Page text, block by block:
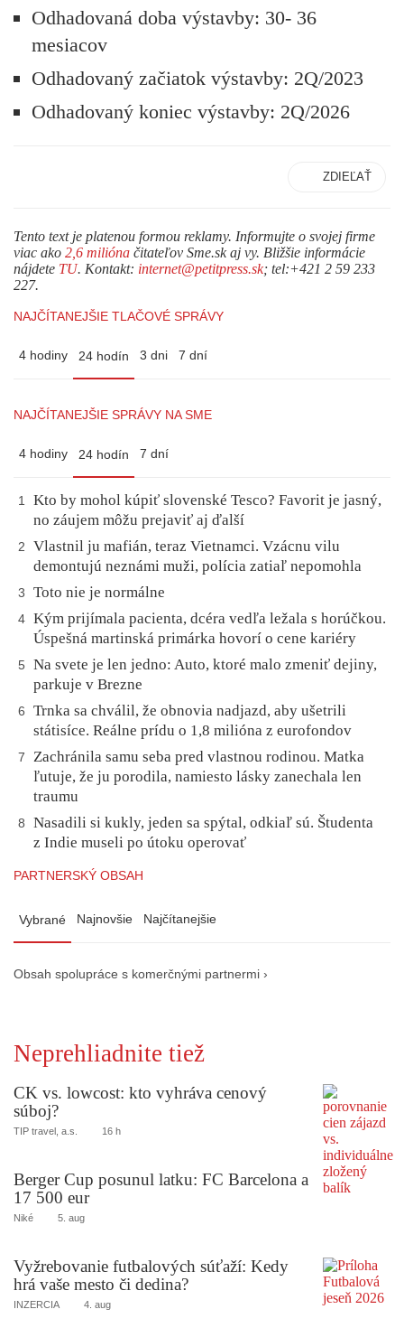
Odhadovaná doba výstavby: 30- 36
mesiacov
Odhadovaný začiatok výstavby: 2Q/2023
Odhadovaný koniec výstavby: 2Q/2026
ZDIEĽAŤ
Tento text je platenou formou reklamy. Informujte o svojej firme
viac ako 2,6 milióna čitateľov Sme.sk aj vy. Bližšie informácie
nájdete TU. Kontakt: internet@petitpress.sk; tel:+421 2 59 233
227.
NAJČÍTANEJŠIE TLAČOVÉ SPRÁVY
4 hodiny 24 hodín 3 dni 7 dní
NAJČÍTANEJŠIE SPRÁVY NA SME
4 hodiny 24 hodín 7 dní
1
Kto by mohol kúpiť slovenské Tesco? Favorit je jasný,
no záujem môžu prejaviť aj ďalší
2
Vlastnil ju mafián, teraz Vietnamci. Vzácnu vilu
demontujú neznámi muži, polícia zatiaľ nepomohla
3 Toto nie je normálne
4 Kým prijímala pacienta, dcéra vedľa ležala s horúčkou.
Úspešná martinská primárka hovorí o cene kariéry
5
Na svete je len jedno: Auto, ktoré malo zmeniť dejiny,
parkuje v Brezne
6
Trnka sa chválil, že obnovia nadjazd, aby ušetrili
státisíce. Reálne prídu o 1,8 milióna z eurofondov
7
Zachránila samu seba pred vlastnou rodinou. Matka
ľutuje, že ju porodila, namiesto lásky zanechala len
traumu
8
Nasadili si kukly, jeden sa spýtal, odkiaľ sú. Študenta
z Indie museli po útoku operovať
PARTNERSKÝ OBSAH
Vybrané Najnovšie Najčítanejšie
Obsah spolupráce s komerčnými partnermi ›
Neprehliadnite tiež
CK vs. lowcost: kto vyhráva cenový
súboj?
TIP travel, a.s. 16 h
Berger Cup posunul latku: FC Barcelona a
17 500 eur
Niké 5. aug
Vyžrebovanie futbalových súťaží: Kedy
hrá vaše mesto či dedina?
INZERCIA 4. aug